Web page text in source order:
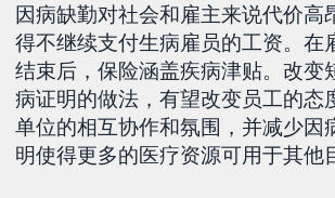
因病缺勤对社会和雇主来说代价高
得不继续支付生病雇员的工资。在
结束后，保险涵盖疾病津贴。改变
病证明的做法，有望改变员工的态
单位的相互协作和氛围，并减少因
明使得更多的医疗资源可用于其他